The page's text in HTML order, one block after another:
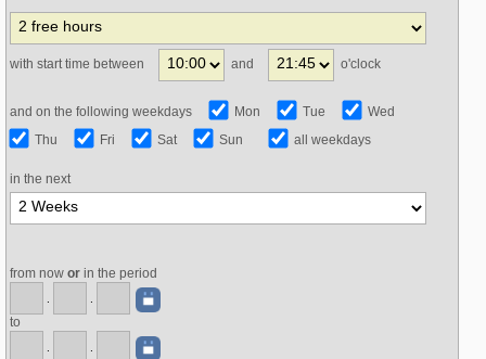
with start time between and o'clock
and on the following weekdays Mon Tue
Wed
Thu
Fri Sat Sun all weekdays
in the next
from now or in the period
to